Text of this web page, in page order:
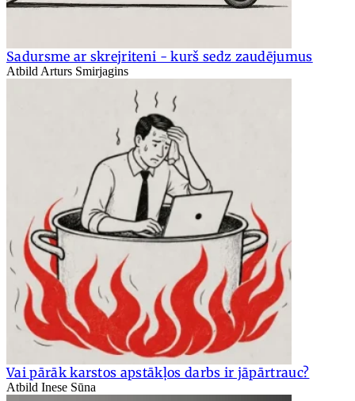
Sadursme ar skrejriteni - kurš sedz zaudējumus
Atbild Arturs Smirjagins
Vai pārāk karstos apstākļos darbs ir jāpārtrauc?
Atbild Inese Sūna